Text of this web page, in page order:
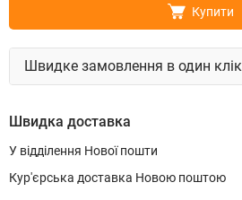
Купити
Швидке замовлення в один клік
Швидка доставка
У відділення Нової пошти
Кур'єрська доставка Новою поштою